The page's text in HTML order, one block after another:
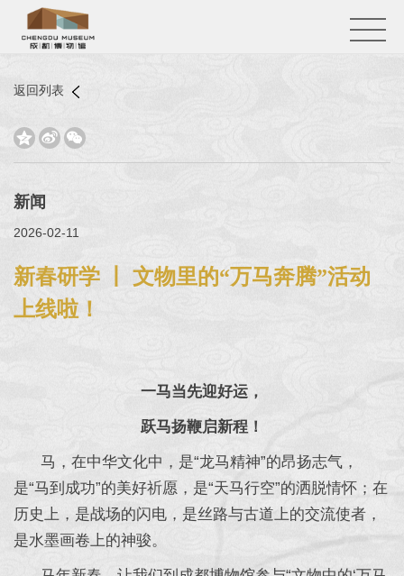
返回列表
  
新闻
2026-02-11
新春研学 丨 文物里的“万马奔腾”活动
上线啦！
一马当先迎好运，
跃马扬鞭启新程！
马，在中华文化中，是“龙马精神”的昂扬志气，
是“马到成功”的美好祈愿，是“天马行空”的洒脱情怀；在
历史上，是战场的闪电，是丝路与古道上的交流使者，
是水墨画卷上的神骏。